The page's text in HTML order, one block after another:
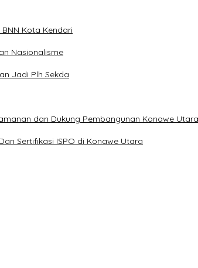
Kota Kendari
Nasionalisme
Jadi Plh Sekda
dan Dukung Pembangunan Konawe Utara
Sertifikasi ISPO di Konawe Utara